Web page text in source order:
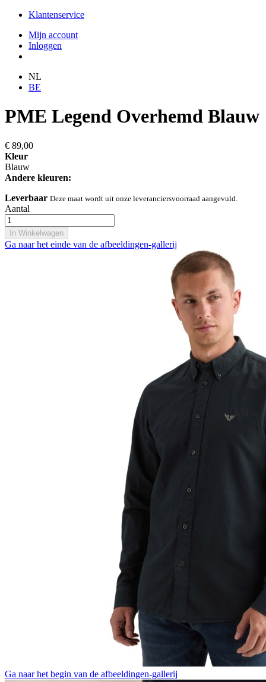
Klantenservice
Mijn account
Inloggen
NL
BE
PME Legend Overhemd Blauw
€ 89,00
Kleur
Blauw
Andere kleuren:
Leverbaar Deze maat wordt uit onze leveranciersvoorraad aangevuld.
Aantal
In Winkelwagen
Ga naar het einde van de afbeeldingen-gallerij
Ga naar het begin van de afbeeldingen-gallerij